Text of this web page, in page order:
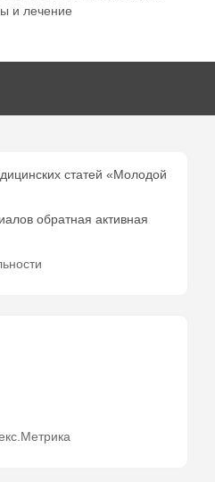
и лечение
статей «Молодой
обратная активная